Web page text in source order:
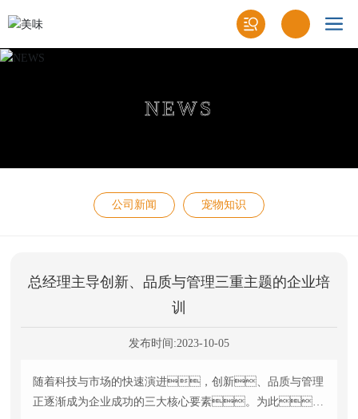
NEWS
公司新闻 宠物知识
总经理主导创新、品质与管理三重主题的企业培
训
发布时间:2023-10-05
随着科技与市场的快速演进，创新、品质与管理
正逐渐成为企业成功的三大核心要素。为此，